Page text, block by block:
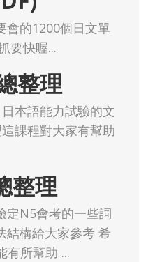
共39頁PDF 要抓要快喔...
整理
整理
定N5會考的一些詞
有所幫助 ...